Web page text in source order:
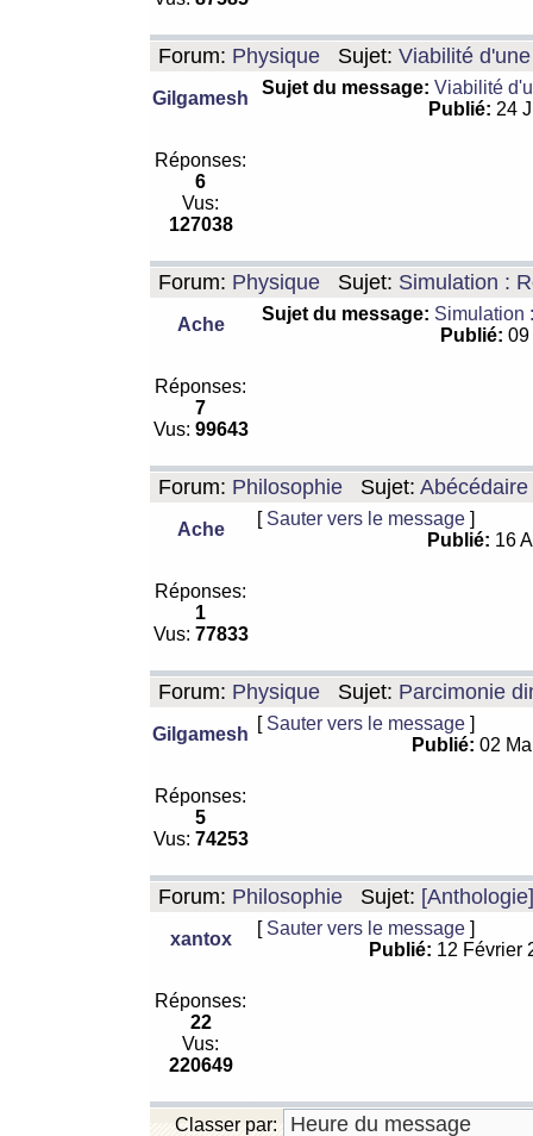
Forum: Physique Sujet: Viabilité
Gilgamesh
Sujet du message: Viabilité
Publié: 24
Réponses:
6
Vus:
127038
Forum: Physique Sujet: Simulation :
Ache
Sujet du message: Simulation
Publié:
Réponses:
7
Vus: 99643
Forum: Philosophie Sujet: Abécédaire
Ache
[ Sauter vers le message ]
Publié: 16
Réponses:
1
Vus: 77833
Forum: Physique Sujet: Parcimonie
Gilgamesh
[ Sauter vers le message ]
Publié: 02
Réponses:
5
Vus: 74253
Forum: Philosophie Sujet:
xantox
[ Sauter vers le message ]
Publié: 12 Février
Réponses:
22
Vus:
220649
Classer par: